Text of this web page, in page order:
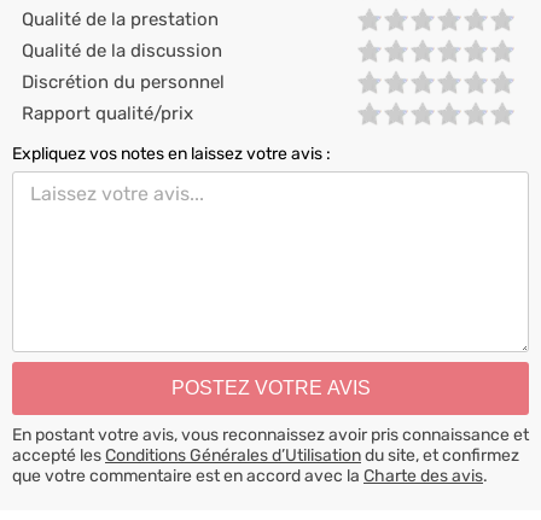
Qualité de la prestation
Qualité de la discussion
Discrétion du personnel
Rapport qualité/prix
Expliquez vos notes en laissez votre avis :
En postant votre avis, vous reconnaissez avoir pris connaissance et
accepté lesConditions Générales d’Utilisationdu site, et confirmez
que votre commentaire est en accord avec la Charte des avis.